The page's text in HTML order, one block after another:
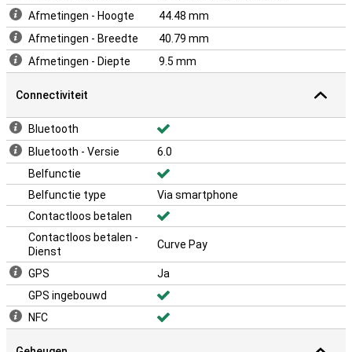
Afmetingen - Hoogte
44.48 mm
Afmetingen - Breedte
40.79 mm
Afmetingen - Diepte
9.5 mm
Connectiviteit
Bluetooth
Bluetooth - Versie
6.0
Belfunctie
Belfunctie type
Via smartphone
Contactloos betalen
Contactloos betalen -
Dienst
Curve Pay
GPS
Ja
GPS ingebouwd
NFC